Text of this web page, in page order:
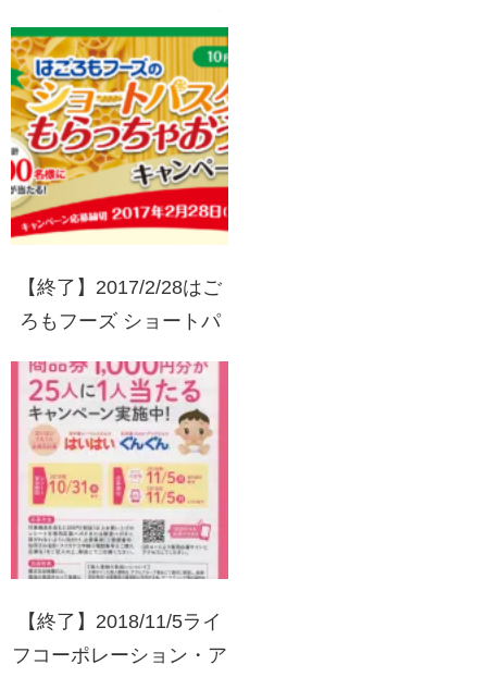
レゼントキャンペーン
【終了】2017/2/28はご
ろもフーズ ショートパ
キャンペーン第2弾
【終了】2018/11/5ライ
フコーポレーション・ア